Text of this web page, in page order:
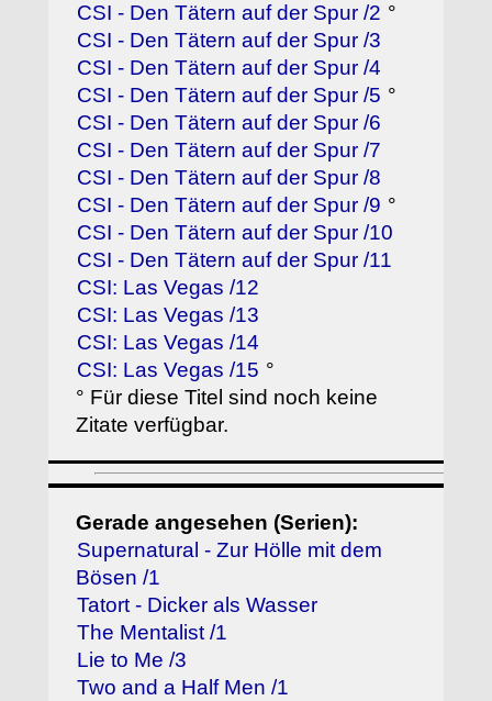
CSI - Den Tätern auf der Spur /2 °
CSI - Den Tätern auf der Spur /3
CSI - Den Tätern auf der Spur /4
CSI - Den Tätern auf der Spur /5 °
CSI - Den Tätern auf der Spur /6
CSI - Den Tätern auf der Spur /7
CSI - Den Tätern auf der Spur /8
CSI - Den Tätern auf der Spur /9 °
CSI - Den Tätern auf der Spur /10
CSI - Den Tätern auf der Spur /11
CSI: Las Vegas /12
CSI: Las Vegas /13
CSI: Las Vegas /14
CSI: Las Vegas /15 °
° Für diese Titel sind noch keine
Zitate verfügbar.
Gerade angesehen (Serien):
Supernatural - Zur Hölle mit dem
Bösen /1
Tatort - Dicker als Wasser
The Mentalist /1
Lie to Me /3
Two and a Half Men /1